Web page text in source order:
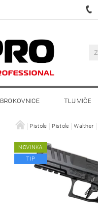
BROKOVNICE TLUMIČE
Pistole Pistole Walther
NOVINKA
TIP